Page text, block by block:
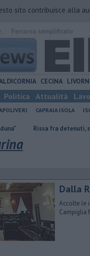
sito contribuisce alla
CECINA
Politica Attualità
CAPRAIA ISOLA
fra detenuti, situazione
Dalla
Accolte le
Campiglia